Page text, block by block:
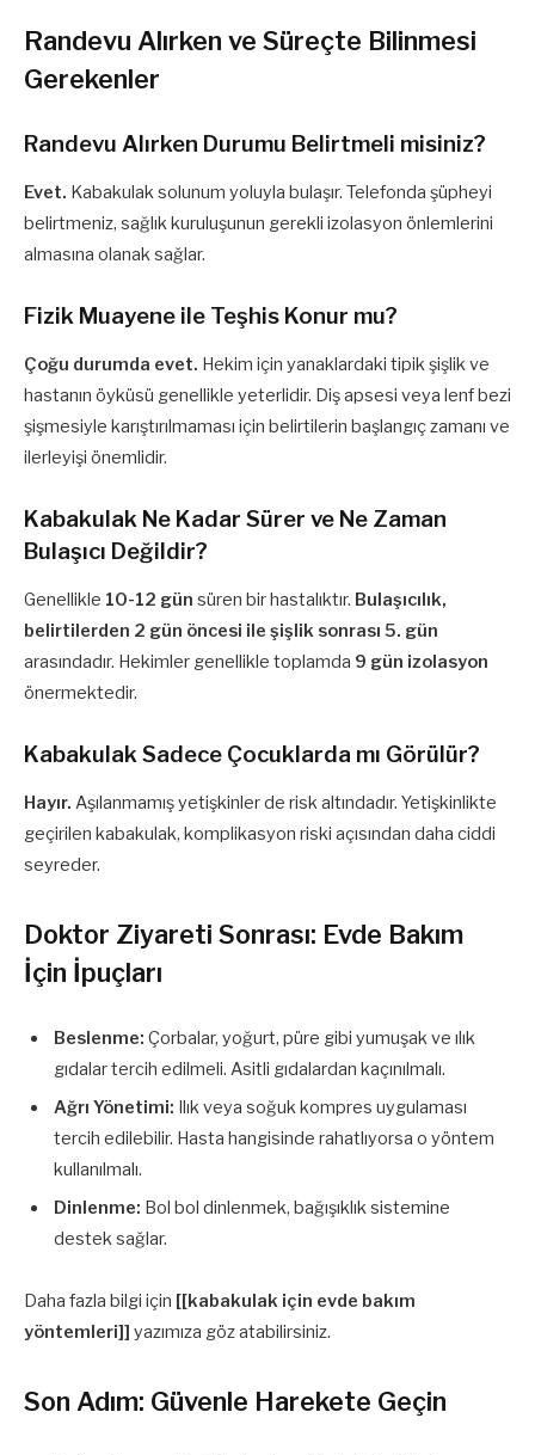
Randevu Alırken ve Süreçte Bilinmesi
Gerekenler
Randevu Alırken Durumu Belirtmeli misiniz?
Evet. Kabakulak solunum yoluyla bulaşır. Telefonda şüpheyi
belirtmeniz, sağlık kuruluşunun gerekli izolasyon önlemlerini
almasına olanak sağlar.
Fizik Muayene ile Teşhis Konur mu?
Çoğu durumda evet. Hekim için yanaklardaki tipik şişlik ve
hastanın öyküsü genellikle yeterlidir. Diş apsesi veya lenf bezi
şişmesiyle karıştırılmaması için belirtilerin başlangıç zamanı ve
ilerleyişi önemlidir.
Kabakulak Ne Kadar Sürer ve Ne Zaman
Bulaşıcı Değildir?
Genellikle 10-12 gün süren bir hastalıktır. Bulaşıcılık,
belirtilerden 2 gün öncesi ile şişlik sonrası 5. gün
arasındadır. Hekimler genellikle toplamda 9 gün izolasyon
önermektedir.
Kabakulak Sadece Çocuklarda mı Görülür?
Hayır. Aşılanmamış yetişkinler de risk altındadır. Yetişkinlikte
geçirilen kabakulak, komplikasyon riski açısından daha ciddi
seyreder.
Doktor Ziyareti Sonrası: Evde Bakım
İçin İpuçları
Beslenme: Çorbalar, yoğurt, püre gibi yumuşak ve ılık
gıdalar tercih edilmeli. Asitli gıdalardan kaçınılmalı.
Ağrı Yönetimi: Ilık veya soğuk kompres uygulaması
tercih edilebilir. Hasta hangisinde rahatlıyorsa o yöntem
kullanılmalı.
Dinlenme: Bol bol dinlenmek, bağışıklık sistemine
destek sağlar.
Daha fazla bilgi için [[kabakulak için evde bakım
yöntemleri]] yazımıza göz atabilirsiniz.
Son Adım: Güvenle Harekete Geçin